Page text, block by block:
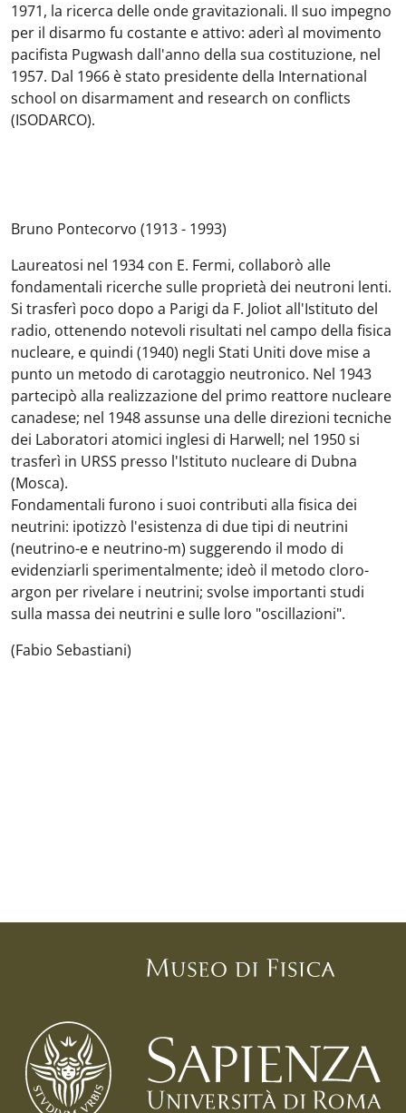
1971, la ricerca delle onde gravitazionali. Il suo impegno
per il disarmo fu costante e attivo: aderì al movimento
pacifista Pugwash dall'anno della sua costituzione, nel
1957. Dal 1966 è stato presidente della International
school on disarmament and research on conflicts
(ISODARCO).
Bruno Pontecorvo (1913 - 1993)
Laureatosi nel 1934 con E. Fermi, collaborò alle
fondamentali ricerche sulle proprietà dei neutroni lenti.
Si trasferì poco dopo a Parigi da F. Joliot all'Istituto del
radio, ottenendo notevoli risultati nel campo della fisica
nucleare, e quindi (1940) negli Stati Uniti dove mise a
punto un metodo di carotaggio neutronico. Nel 1943
partecipò alla realizzazione del primo reattore nucleare
canadese; nel 1948 assunse una delle direzioni tecniche
dei Laboratori atomici inglesi di Harwell; nel 1950 si
trasferì in URSS presso l'Istituto nucleare di Dubna
(Mosca).
Fondamentali furono i suoi contributi alla fisica dei
neutrini: ipotizzò l'esistenza di due tipi di neutrini
(neutrino-e e neutrino-m) suggerendo il modo di
evidenziarli sperimentalmente; ideò il metodo cloro-
argon per rivelare i neutrini; svolse importanti studi
sulla massa dei neutrini e sulle loro "oscillazioni".
(Fabio Sebastiani)